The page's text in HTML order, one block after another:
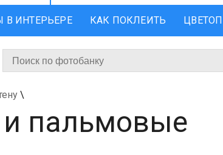
ИНТЕРЬЕРЕ КАК ПОКЛЕИТЬ
\
пальмовые